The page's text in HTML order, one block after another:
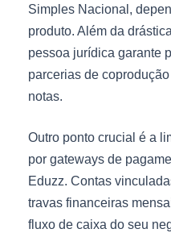
Simples Nacional,
produto. Além da
pessoa jurídica garante
parcerias de
notas.
Outro ponto crucial é a
por gateways de
Eduzz. Contas
travas financeiras
fluxo de caixa do seu